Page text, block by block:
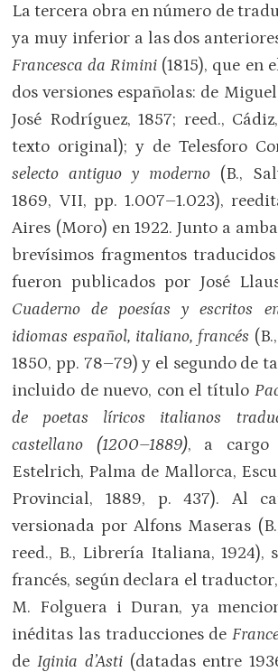
La tercera obra en número de
ya muy inferior a las dos
Francesca da Rimini (1815), que en
dos versiones españolas: de
José Rodríguez, 1857; reed.,
texto original); y de Telesforo
selecto antiguo y moderno (B.,
1869, VII, pp. 1.007–1.023),
Aires (Moro) en 1922. Junto a
brevísimos fragmentos
fueron publicados por José
Cuaderno de poesías y escritos
idiomas español, italiano, francés
1850, pp. 78–79) y el segundo de
incluido de nuevo, con el título
de poetas líricos italianos
castellano (1200–1889), a cargo
Estelrich, Palma de Mallorca,
Provincial, 1889, p. 437). Al
versionada por Alfons Maseras (B.,
reed., B., Librería Italiana, 1924),
francés, según declara el
M. Folguera i Duran, ya
inéditas las traducciones de
deIginia d’Asti(datadas entre